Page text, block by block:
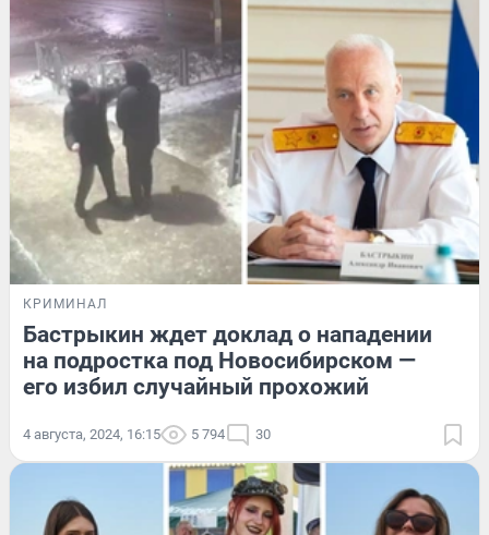
КРИМИНАЛ
Бастрыкин ждет доклад о нападении
на подростка под Новосибирском —
его избил случайный прохожий
4 августа, 2024, 16:15 5 794 30